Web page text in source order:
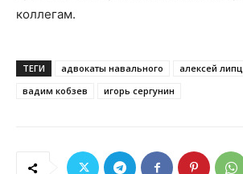
коллегам.
ТЕГИ адвокаты навального
алексей
вадим кобзев
игорь сергунин